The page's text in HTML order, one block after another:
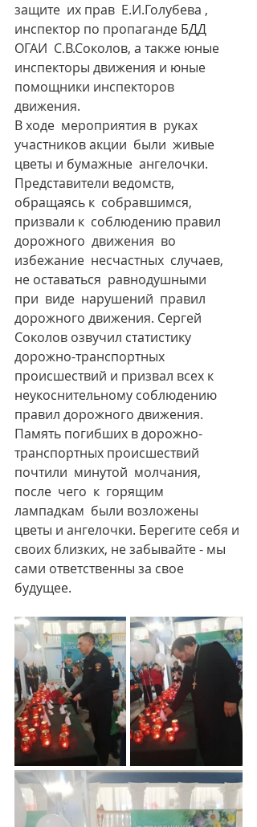
защите  их прав  Е.И.Голубева ,
инспектор по пропаганде БДД
ОГАИ  С.В.Соколов, а также юные
инспекторы движения и юные
помощники инспекторов
движения.
В ходе  мероприятия в  руках
участников акции  были  живые
цветы и бумажные  ангелочки.
Представители ведомств,
обращаясь к  собравшимся,
призвали к  соблюдению правил
дорожного  движения  во
избежание  несчастных  случаев,
не оставаться  равнодушными
при  виде  нарушений  правил
дорожного движения. Сергей
Соколов озвучил статистику
дорожно-транспортных
происшествий и призвал всех к
неукоснительному соблюдению
правил дорожного движения.
Память погибших в дорожно-
транспортных происшествий
почтили  минутой  молчания,
после  чего  к  горящим
лампадкам  были возложены
цветы и ангелочки. Берегите себя и
своих близких, не забывайте - мы
сами ответственны за свое
будущее.